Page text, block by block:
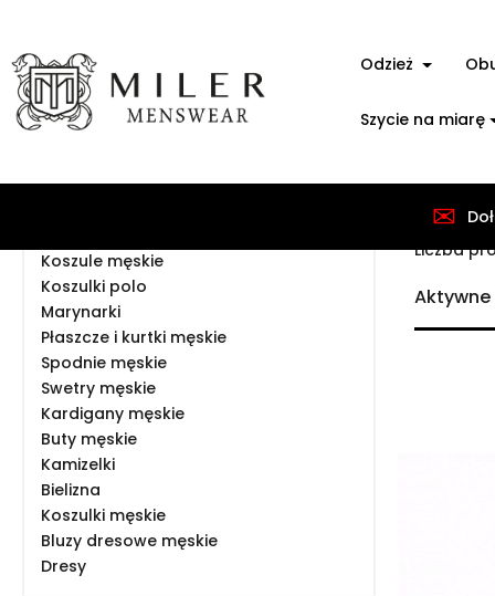
Odzież
Szycie na miarę
Koszule męskie
Koszulki polo
Marynarki
Płaszcze i kurtki męskie
Spodnie męskie
Swetry męskie
Kardigany męskie
Buty męskie
Kamizelki
Bielizna
Koszulki męskie
Bluzy dresowe męskie
Dresy
Strona
Liczba
✉